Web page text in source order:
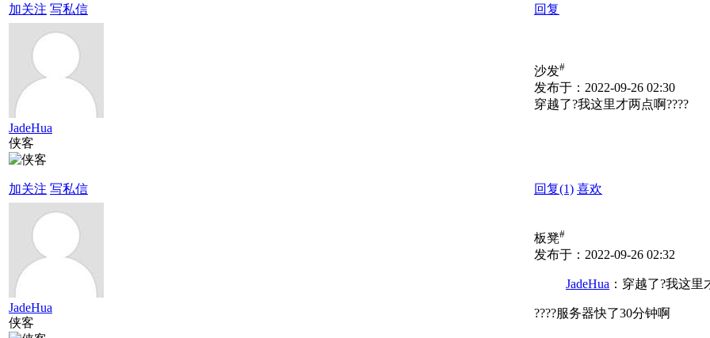
加关注 写私信
回复
JadeHua
侠客
加关注 写私信
沙发#
发布于：2022-09-26 02:30
穿越了?我这里才两点啊????
回复(1) 喜欢
JadeHua
侠客
板凳#
发布于：2022-09-26 02:32
JadeHua ：穿越了?我这里
????服务器快了30分钟啊